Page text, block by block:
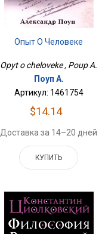
Опыт О Человеке
Opyt o cheloveke , Poup A.
Поуп А.
Артикул: 1461754
$14.14
Доставка за 14–20 дней
КУПИТЬ